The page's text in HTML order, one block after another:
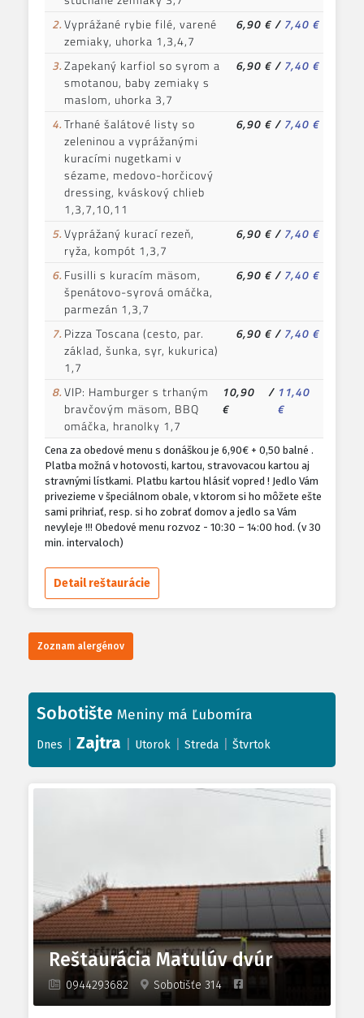
2.Vyprážané rybie filé, varené
zemiaky, uhorka 1,3,4,7
6,90 €/ 7,40 €
3.Zapekaný karfiol so syrom a
smotanou, baby zemiaky s
maslom, uhorka 3,7
6,90 €/ 7,40 €
4.Trhané šalátové listy so
zeleninou a vyprážanými
kuracími nugetkami v
sézame, medovo-horčicový
dressing, kváskový chlieb
1,3,7,10,11
6,90 €/ 7,40 €
5.Vyprážaný kurací rezeň,
ryža, kompót 1,3,7
6,90 €/ 7,40 €
6. Fusilli s kuracím mäsom,
špenátovo-syrová omáčka,
parmezán 1,3,7
6,90 €/ 7,40 €
7. Pizza Toscana (cesto, par.
základ, šunka, syr, kukurica)
1,7
6,90 €/ 7,40 €
8.VIP: Hamburger s trhaným
bravčovým mäsom, BBQ
omáčka, hranolky 1,7
10,90
€
/ 11,40
€
Cena za obedové menu s donáškou je 6,90€ + 0,50 balné .
Platba možná v hotovosti, kartou, stravovacou kartou aj
stravnými lístkami. Platbu kartou hlásiť vopred ! Jedlo Vám
privezieme v špeciálnom obale, v ktorom si ho môžete ešte
sami prihriať, resp. si ho zobrať domov a jedlo sa Vám
nevyleje !!! Obedové menu rozvoz - 10:30 – 14:00 hod. (v 30
min. intervaloch)
Detail reštaurácie
Zoznam alergénov
Sobotište Meniny má Ľubomíra
Dnes Zajtra Utorok Streda Štvrtok
Reštaurácia Matulúv dvúr
0944293682 Sobotišťe 314